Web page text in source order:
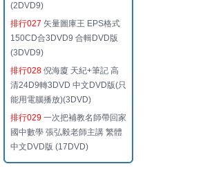
(2DVD9)
排行027 矢量圖庫王 EPS格式
150CD合3DVD9 合輯DVD版
(3DVD9)
排行028 倪海廈 天紀+筆記 高
清24D9轉3DVD 中文DVD版(只
能用電腦播放)(3DVD)
排行029 一次把補教名師帶回家
國中數學 張弘毅老師主講 繁體
中文DVD版 (17DVD)